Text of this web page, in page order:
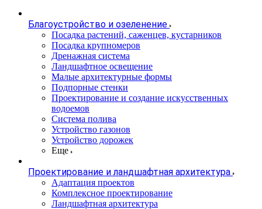
Благоустройство и озеленение
Посадка растений, саженцев, кустарников
Посадка крупномеров
Дренажная система
Ландшафтное освещение
Малые архитектурные формы
Подпорные стенки
Проектирование и создание искусственных
водоемов
Система полива
Устройство газонов
Устройство дорожек
Еще
Проектирование и ландшафтная архитектура
Адаптация проектов
Комплексное проектирование
Ландшафтная архитектура